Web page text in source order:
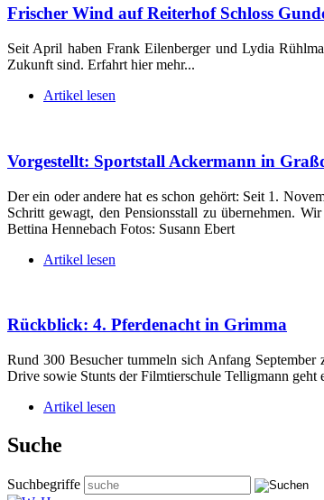
Frischer Wind auf Reiterhof Schloss
Seit April haben Frank Eilenberger und Lydia
Zukunft sind. Erfahrt hier mehr...
Artikel lesen
Vorgestellt: Sportstall Ackermann in
Der ein oder andere hat es schon gehört: Seit 1.
Schritt gewagt, den Pensionsstall zu übernehmen.
Bettina Hennebach Fotos: Susann Ebert
Artikel lesen
Rückblick: 4. Pferdenacht in Grimma
Rund 300 Besucher tummeln sich Anfang
Drive sowie Stunts der Filmtierschule Telligmann geht
Artikel lesen
Suche
Suchbegriffe